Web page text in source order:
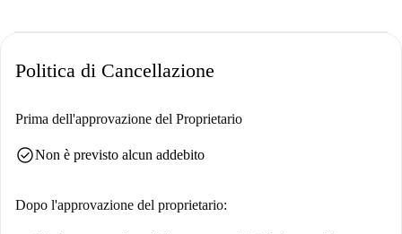
Politica di Cancellazione
Prima dell'approvazione del Proprietario
check_circleNon è previsto alcun addebito
Dopo l'approvazione del proprietario: